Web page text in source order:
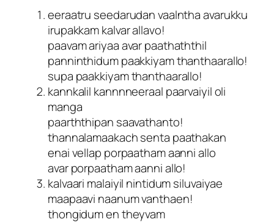
eeraatru seedarudan vaalntha avarukku
irupakkam kalvar allavo!
paavam ariyaa avar paathaththil
panninthidum paakkiyam thanthaarallo!
supa paakkiyam thanthaarallo!
kannkalil kannnneeraal paarvaiyil oli
manga
paarththipan saavathanto!
thannalamaakach senta paathakan
enai vellap porpaatham aanni allo
avar porpaatham aanni allo!
kalvaari malaiyil nintidum siluvaiyae
maapaavi naanum vanthaen!
thongidum en theyvam